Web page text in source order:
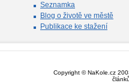
Seznamka
Blog o životě ve městě
Publikace ke stažení
Copyright © NaKole.cz